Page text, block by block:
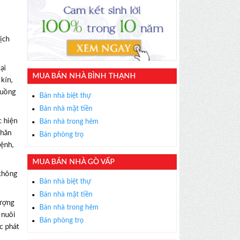
hiện
phát
MUA BÁN NHÀ BÌNH THẠNH
Bán nhà biệt thự
Bán nhà mặt tiền
Bán nhà trong hẻm
Bán phòng trọ
MUA BÁN NHÀ GÒ VẤP
Bán nhà biệt thự
Bán nhà mặt tiền
Bán nhà trong hẻm
Bán phòng trọ